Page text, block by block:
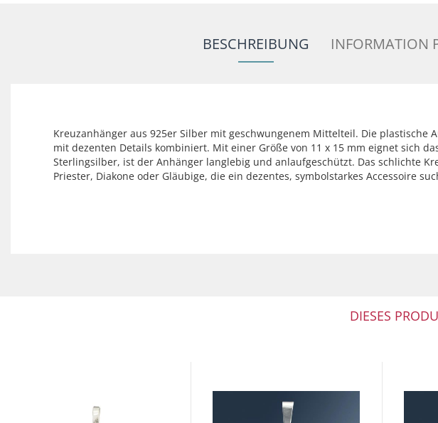
BESCHREIBUNG INFORMATION
Kreuzanhänger aus 925er Silber mit geschwungenem Mittelteil. Die
mit dezenten Details kombiniert. Mit einer Größe von 11 x 15 mm eignet sich
Sterlingsilber, ist der Anhänger langlebig und anlaufgeschützt. Das schlichte
Priester, Diakone oder Gläubige, die ein dezentes, symbolstarkes Accessoire
DIESES